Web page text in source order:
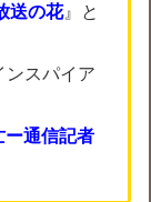
送の花』と
ンスパイア
ー通信記者